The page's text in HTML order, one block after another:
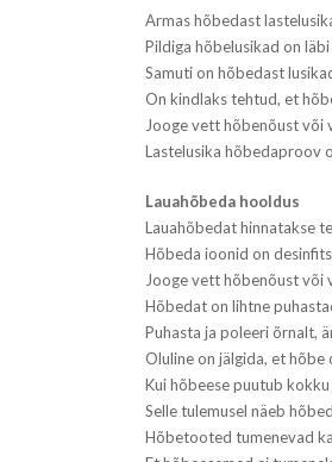
Armas hõbedast
Pildiga hõbelusikad on
Samuti on hõbedast
On kindlaks tehtud, et
Jooge vett hõbenõust või
Lastelusika hõbedaproov
Lauahõbeda hooldus
Lauahõbedat hinnatakse
Hõbeda ioonid on
Jooge vett hõbenõust või
Hõbedat on lihtne
Puhasta ja poleeri õrnalt,
Oluline on jälgida, et
Kui hõbeese puutub
Selle tulemusel näeb
Hõbetooted tumenevad